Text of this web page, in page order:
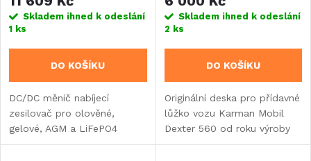
Skladem ihned k odeslání
1 ks
DO KOŠÍKU
DC/DC měnič nabíjecí
zesilovač pro olověné,
gelové, AGM a LiFePO4
baterie
2003
Skladem ihned k odeslání
2 ks
DO KOŠÍKU
Originální deska pro přídavné
lůžko vozu Karman Mobil
Dexter 560 od roku výroby
2003.